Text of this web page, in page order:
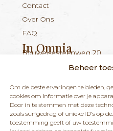
Beheer
Om de beste ervaringen te bieden,
cookies om informatie over je
Door in te stemmen met deze
zoals surfgedrag of unieke ID's op
toestemming geeft of uw
Contact
Over Ons
FAQ
In Omnia
Bouwelsesteenweg 20
BE 1029.893.045
info@inomnia.be
+324 56 96 16 94
Nieuwsbrief
nieuws over onze winkel